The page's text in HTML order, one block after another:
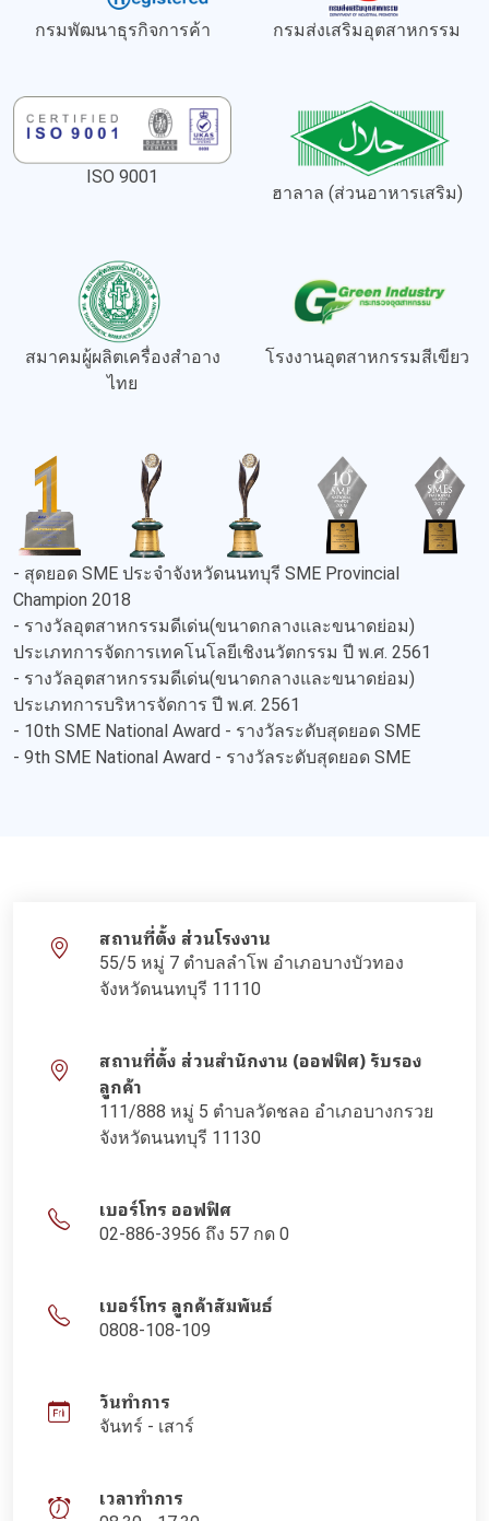
กรมพัฒนาธุรกิจการค้า กรมส่งเสริมอุตสาหกรรม
ISO 9001
ฮาลาล (ส่วนอาหารเสริม)
สมาคมผู้ผลิตเครื่องสำอาง
ไทย
โรงงานอุตสาหกรรมสีเขียว
- สุดยอด SME ประจำจังหวัดนนทบุรี SME Provincial
Champion 2018
- รางวัลอุตสาหกรรมดีเด่น(ขนาดกลางและขนาดย่อม)
ประเภทการจัดการเทคโนโลยีเชิงนวัตกรรม ปี พ.ศ. 2561
- รางวัลอุตสาหกรรมดีเด่น(ขนาดกลางและขนาดย่อม)
ประเภทการบริหารจัดการ ปี พ.ศ. 2561
- 10th SME National Award - รางวัลระดับสุดยอด SME
- 9th SME National Award - รางวัลระดับสุดยอด SME
สถานที่ตั้ง ส่วนโรงงาน
55/5 หมู่ 7 ตำบลลำโพ อำเภอบางบัวทอง
จังหวัดนนทบุรี 11110
สถานที่ตั้ง ส่วนสำนักงาน (ออฟฟิศ) รับรอง
ลูกค้า
111/888 หมู่ 5 ตำบลวัดชลอ อำเภอบางกรวย
จังหวัดนนทบุรี 11130
เบอร์โทร ออฟฟิศ
02-886-3956 ถึง 57 กด 0
เบอร์โทร ลูกค้าสัมพันธ์
0808-108-109
วันทำการ
จันทร์ - เสาร์
เวลาทำการ